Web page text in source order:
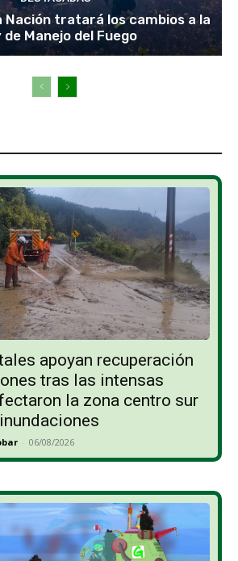
Nación tratará los cambios a la
de Manejo del Fuego
apoyan recuperación
tras las intensas
la zona centro sur
- 06/08/2026